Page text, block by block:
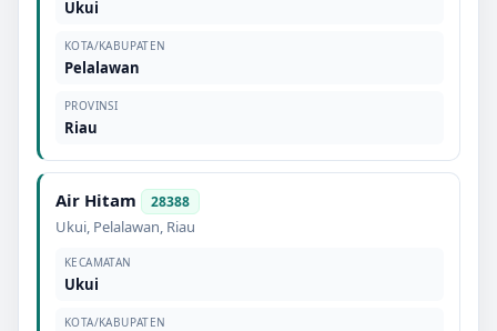
Ukui
KOTA/KABUPATEN
Pelalawan
PROVINSI
Riau
Air Hitam 28388
Ukui, Pelalawan, Riau
KECAMATAN
Ukui
KOTA/KABUPATEN